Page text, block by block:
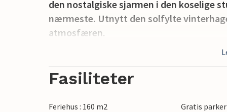
den nostalgiske sjarmen i den koselige
nærmeste. Utnytt den solfylte
atmosfæren.
Torrmyrasjön. La barna arrangere piknik
Fasiliteter
Feriehus : 160 m2
Gratis